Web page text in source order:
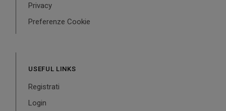
Privacy
Preferenze Cookie
USEFUL LINKS
Registrati
Login